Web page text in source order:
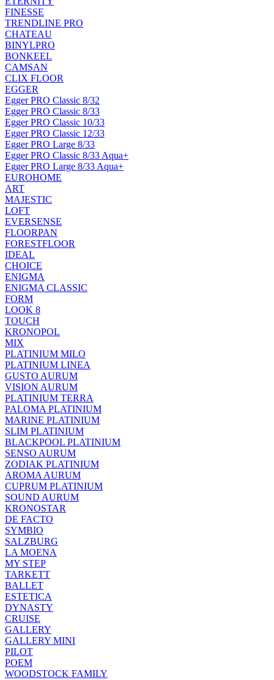
FINESSE
TRENDLINE PRO
CHATEAU
BINYLPRO
BONKEEL
CAMSAN
CLIX FLOOR
EGGER
Egger PRO Classic 8/32
Egger PRO Classic 8/33
Egger PRO Classic 10/33
Egger PRO Classic 12/33
Egger PRO Large 8/33
Egger PRO Classic 8/33 Aqua+
Egger PRO Large 8/33 Aqua+
EUROHOME
ART
MAJESTIC
LOFT
EVERSENSE
FLOORPAN
FORESTFLOOR
IDEAL
CHOICE
ENIGMA
ENIGMA CLASSIC
FORM
LOOK 8
TOUCH
KRONOPOL
MIX
PLATINIUM MILO
PLATINIUM LINEA
GUSTO AURUM
VISION AURUM
PLATINIUM TERRA
PALOMA PLATINIUM
MARINE PLATINIUM
SLIM PLATINIUM
BLACKPOOL PLATINIUM
SENSO AURUM
ZODIAK PLATINIUM
AROMA AURUM
CUPRUM PLATINIUM
SOUND AURUM
KRONOSTAR
DE FACTO
SYMBIO
SALZBURG
LA MOENA
MY STEP
TARKETT
BALLET
ESTETICA
DYNASTY
CRUISE
GALLERY
GALLERY MINI
PILOT
POEM
WOODSTOCK FAMILY